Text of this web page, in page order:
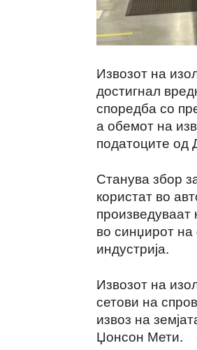
Извозот на
достигнал
споредба со
а обемот на
податоците од
Станува збор
користат во
произведуваат
во синџирот
индустрија.
Извозот на
сетови на
извоз на
Џонсон Мети.